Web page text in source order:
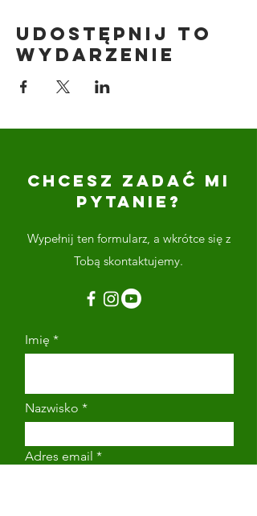
Udostępnij to
wydarzenie
CHCESZ ZADAĆ MI
PYTANIE?
Wypełnij ten formularz, a wkrótce się z
Tobą skontaktujemy.
Imię
Nazwisko
Adres email